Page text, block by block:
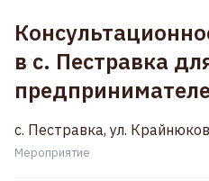
в с. Пестравка
c. Пестравка, ул.
Мероприятие